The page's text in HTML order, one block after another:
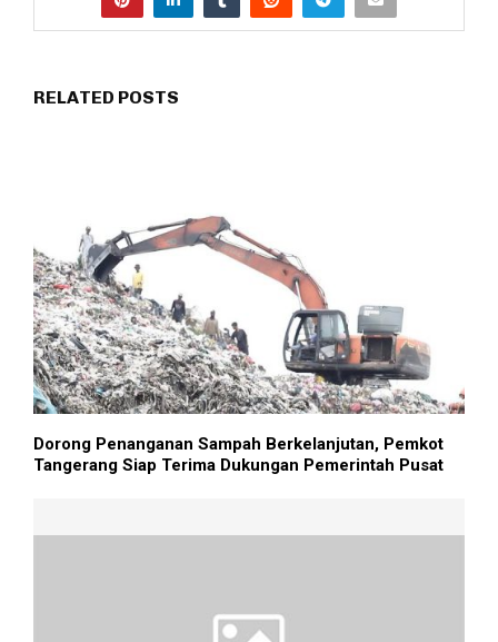
RELATED POSTS
Dorong Penanganan Sampah Berkelanjutan, Pemkot
Tangerang Siap Terima Dukungan Pemerintah Pusat